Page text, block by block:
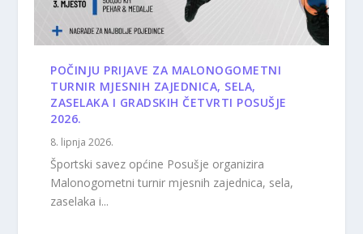
POČINJU PRIJAVE ZA MALONOGOMETNI
TURNIR MJESNIH ZAJEDNICA, SELA,
ZASELAKA I GRADSKIH ČETVRTI POSUŠJE
2026.
8. lipnja 2026.
Športski savez općine Posušje organizira
Malonogometni turnir mjesnih zajednica, sela,
zaselaka i...